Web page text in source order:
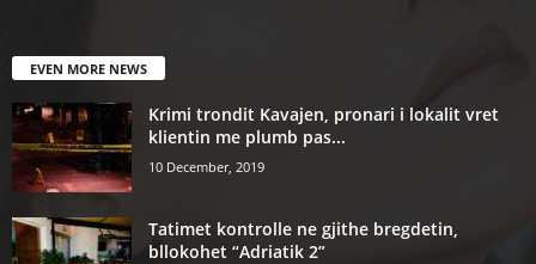
EVEN MORE NEWS
Krimi trondit Kavajen, pronari i lokalit vret
klientin me plumb pas...
10 December, 2019
Tatimet kontrolle ne gjithe bregdetin,
bllokohet “Adriatik 2”